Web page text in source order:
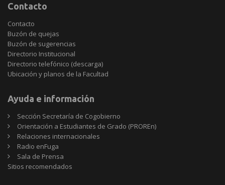
Contacto
Contacto
Buzón de quejas
Buzón de sugerencias
Directorio Institucional
Directorio telefónico (descarga)
Ubicación y planos de la Facultad
Ayuda e información
Sección Secretaría de Cogobierno
Orientación a Estudiantes de Grado (PROREn)
Relaciones internacionales
Radio enFuga
Sala de Prensa
Sitios
Sitios recomendados